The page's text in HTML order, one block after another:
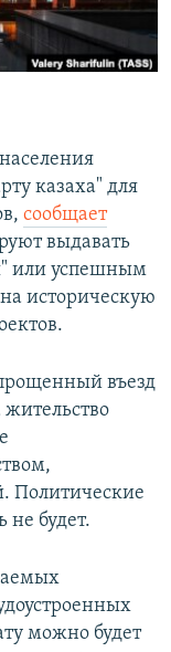
казаха" для
сообщает
выдавать
или успешным
историческую
въезд
Политические
не будет.
можно будет